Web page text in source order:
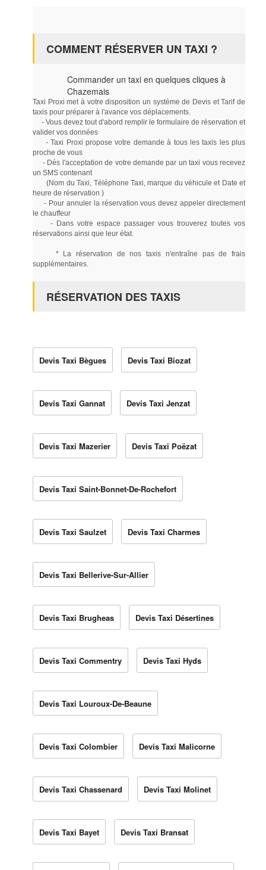
COMMENT RÉSERVER UN TAXI ?
Commander un taxi en quelques cliques à
Chazemais
Taxi Proxi met à votre disposition un système de Devis et Tarif de
taxis pour préparer à l'avance vos déplacements.
- Vous devez tout d'abord remplir le formulaire de réservation et
valider vos données
- Taxi Proxi propose votre demande à tous les taxis les plus
proche de vous
- Dés l'acceptation de votre demande par un taxi vous recevez
un SMS contenant
(Nom du Taxi, Téléphone Taxi, marque du véhicule et Date et
heure de réservation )
- Pour annuler la réservation vous devez appeler directement
le chauffeur
- Dans votre espace passager vous trouverez toutes vos
réservations ainsi que leur état.
* La réservation de nos taxis n'entraîne pas de frais
supplémentaires.
RÉSERVATION DES TAXIS
Devis Taxi Bègues Devis Taxi Biozat
Devis Taxi Gannat Devis Taxi Jenzat
Devis Taxi Mazerier Devis Taxi Poëzat
Devis Taxi Saint-Bonnet-De-Rochefort
Devis Taxi Saulzet Devis Taxi Charmes
Devis Taxi Bellerive-Sur-Allier
Devis Taxi Brugheas Devis Taxi Désertines
Devis Taxi Commentry Devis Taxi Hyds
Devis Taxi Louroux-De-Beaune
Devis Taxi Colombier Devis Taxi Malicorne
Devis Taxi Chassenard Devis Taxi Molinet
Devis Taxi Bayet Devis Taxi Bransat